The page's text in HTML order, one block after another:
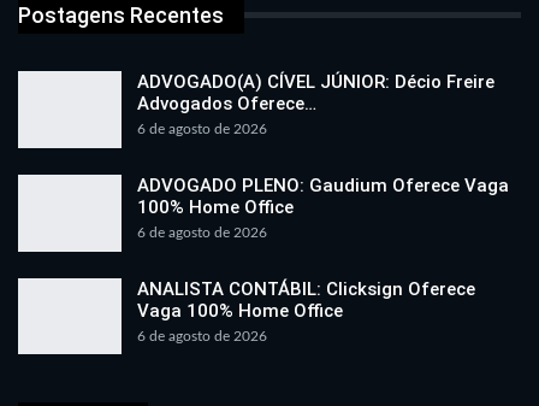
Postagens Recentes
ADVOGADO(A) CÍVEL JÚNIOR: Décio Freire
Advogados Oferece…
6 de agosto de 2026
ADVOGADO PLENO: Gaudium Oferece Vaga
100% Home Office
6 de agosto de 2026
ANALISTA CONTÁBIL: Clicksign Oferece
Vaga 100% Home Office
6 de agosto de 2026